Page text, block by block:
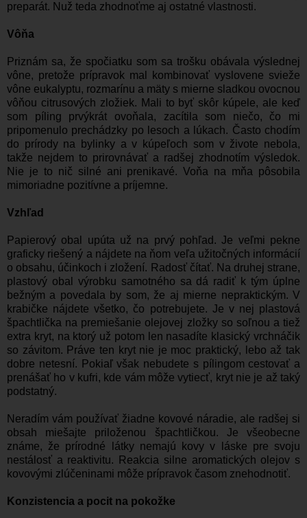
preparát. Nuž teda zhodnoťme aj ostatné vlastnosti.
Vôňa
Priznám sa, že spočiatku som sa trošku obávala výslednej
vône, pretože prípravok mal kombinovať vyslovene svieže
vône eukalyptu, rozmarínu a mäty s mierne sladkou ovocnou
vôňou citrusových zložiek. Mali to byť skôr kúpele, ale keď
som píling prvýkrát ovoňala, zacítila som niečo, čo mi
pripomenulo prechádzky po lesoch a lúkach. Často chodím
do prírody na bylinky a v kúpeľoch som v živote nebola,
takže nejdem to prirovnávať a radšej zhodnotím výsledok.
Nie je to nič silné ani prenikavé. Voňa na mňa pôsobila
mimoriadne pozitívne a príjemne.
Vzhľad
Papierový obal upúta už na prvý pohľad. Je veľmi pekne
graficky riešený a nájdete na ňom veľa užitočných informácií
o obsahu, účinkoch i zložení. Radosť čítať. Na druhej strane,
plastový obal výrobku samotného sa dá radiť k tým úplne
bežným a povedala by som, že aj mierne nepraktickým. V
krabičke nájdete všetko, čo potrebujete. Je v nej plastová
špachtlička na premiešanie olejovej zložky so soľnou a tiež
extra kryt, na ktorý už potom len nasadíte klasický vrchnáčik
so závitom. Práve ten kryt nie je moc praktický, lebo až tak
dobre netesní. Pokiaľ však nebudete s pílingom cestovať a
prenášať ho v kufri, kde vám môže vytiecť, kryt nie je až taký
podstatný.
Neradím vám používať žiadne kovové náradie, ale radšej si
obsah miešajte priloženou špachtličkou. Je všeobecne
známe, že prírodné látky nemajú kovy v láske pre svoju
nestálosť a reaktivitu. Reakcia silne aromatických olejov s
kovovými zlúčeninami môže prípravok časom znehodnotiť.
Konzistencia a pocit na pokožke